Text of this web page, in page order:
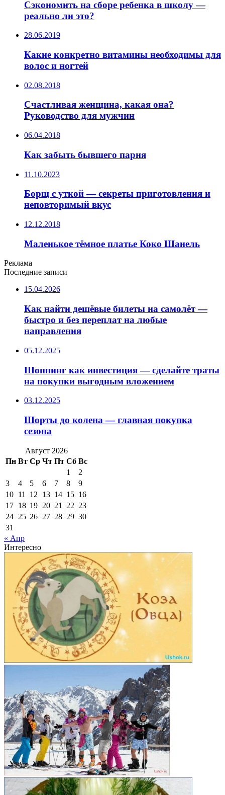
Сэкономить на сборе ребенка в школу —
реально ли это?
28.06.2019
Какие конкретно витамины необходимы для
волос и ногтей
02.08.2018
Счастливая женщина, какая она?
Руководство для мужчин
06.04.2018
Как забыть бывшего парня
11.10.2023
Борщ с уткой — секреты приготовления и
неповторимый вкус
12.12.2018
Маленькое тёмное платье Коко Шанель
Реклама
Последние записи
15.04.2026
Как найти дешёвые билеты на самолёт —
быстро и без переплат на любые
направления
05.12.2025
Шоппинг как инвестиция — сделайте траты
на покупки выгодным вложением
03.12.2025
Шорты до колена — главная покупка
сезона
Август 2026
Пн Вт Ср Чт Пт Сб Вс
1
2
3
4 5 6 7 8
9
10 11 12 13 14 15 16
17 18 19 20 21 22 23
24 25 26 27 28 29 30
31
« Апр
Интересно